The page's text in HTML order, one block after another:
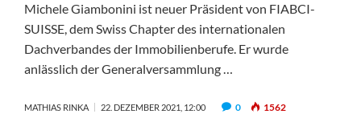
Michele Giambonini ist neuer Präsident von FIABCI-
SUISSE, dem Swiss Chapter des internationalen
Dachverbandes der Immobilienberufe. Er wurde
anlässlich der Generalversammlung …
MATHIAS RINKA 22. DEZEMBER 2021, 12:00 0 1562